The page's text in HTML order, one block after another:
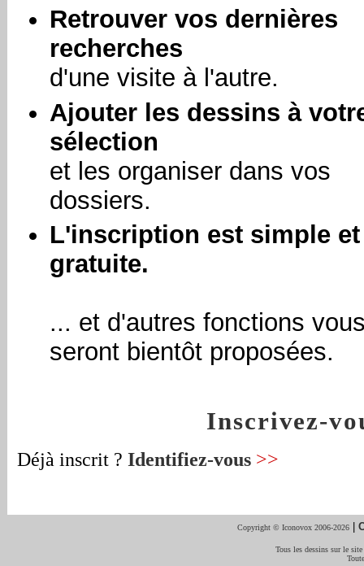
Retrouver vos dernières
recherches
d'une visite à l'autre.
Ajouter les dessins à
sélection
et les organiser dans vos
dossiers.
L'inscription est simple et
gratuite.
... et d'autres fonctions
seront bientôt proposées.
Inscrivez-
Déjà inscrit ? Identifiez-vous >>
Copyright © Iconovox 2006-2026 |
Tous les dessins sur le